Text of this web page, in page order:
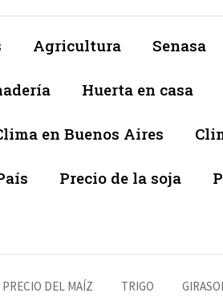
Agricultura Senasa
Huerta en casa
en Buenos Aires
Precio de la soja
PRECIO DEL MAÍZ TRIGO